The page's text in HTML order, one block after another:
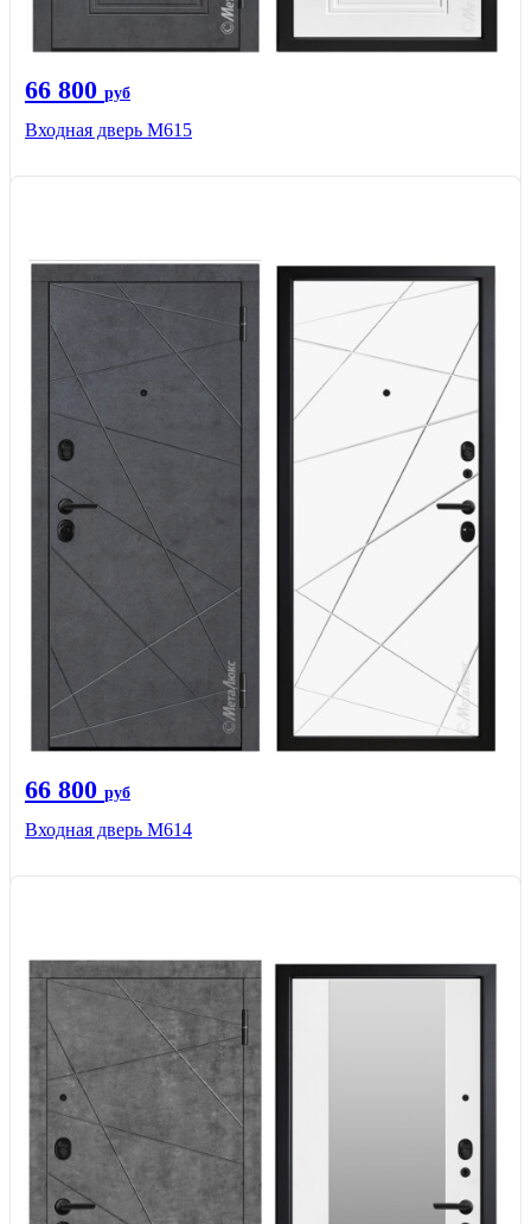
66 800 руб
Входная дверь М615
66 800 руб
Входная дверь М614